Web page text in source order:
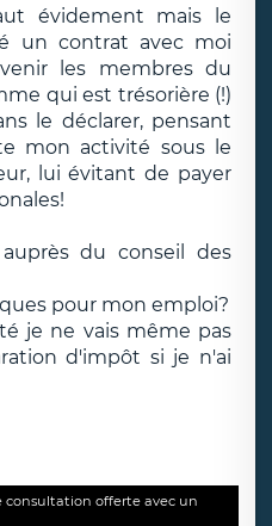
évidement mais le
un contrat avec moi
les membres du
qui est trésorière (!)
le déclarer, pensant
mon activité sous le
lui évitant de payer
du conseil des
pour mon emploi?
je ne vais même pas
d'impôt si je n'ai
consultation offerte avec un